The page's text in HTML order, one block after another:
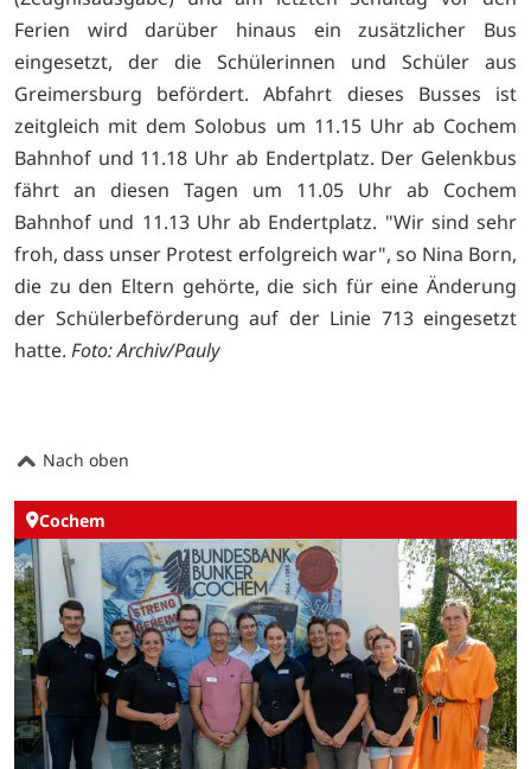
Ferien wird darüber hinaus ein zusätzlicher Bus
eingesetzt, der die Schülerinnen und Schüler aus
Greimersburg befördert. Abfahrt dieses Busses ist
zeitgleich mit dem Solobus um 11.15 Uhr ab Cochem
Bahnhof und 11.18 Uhr ab Endertplatz. Der Gelenkbus
fährt an diesen Tagen um 11.05 Uhr ab Cochem
Bahnhof und 11.13 Uhr ab Endertplatz. "Wir sind sehr
froh, dass unser Protest erfolgreich war", so Nina Born,
die zu den Eltern gehörte, die sich für eine Änderung
der Schülerbeförderung auf der Linie 713 eingesetzt
hatte. Foto: Archiv/Pauly
Nach oben
Cochem